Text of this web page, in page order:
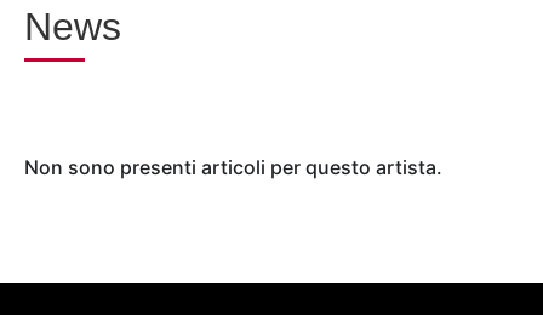
News
Non sono presenti articoli per questo artista.